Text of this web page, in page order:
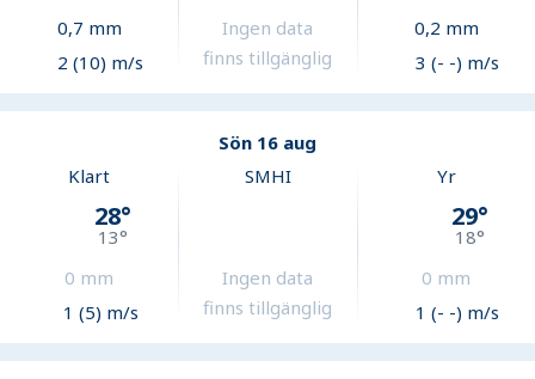
0,7 mm
2 (10) m/s
Ingen data
finns tillgänglig
0,2 mm
3 (- -) m/s
Sön 16 aug
Klart
28°
13°
0 mm
1 (5) m/s
SMHI
Ingen data
finns tillgänglig
Yr
29°
18°
0 mm
1 (- -) m/s